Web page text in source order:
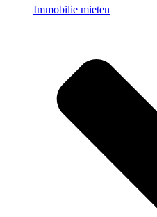
Immobilie mieten